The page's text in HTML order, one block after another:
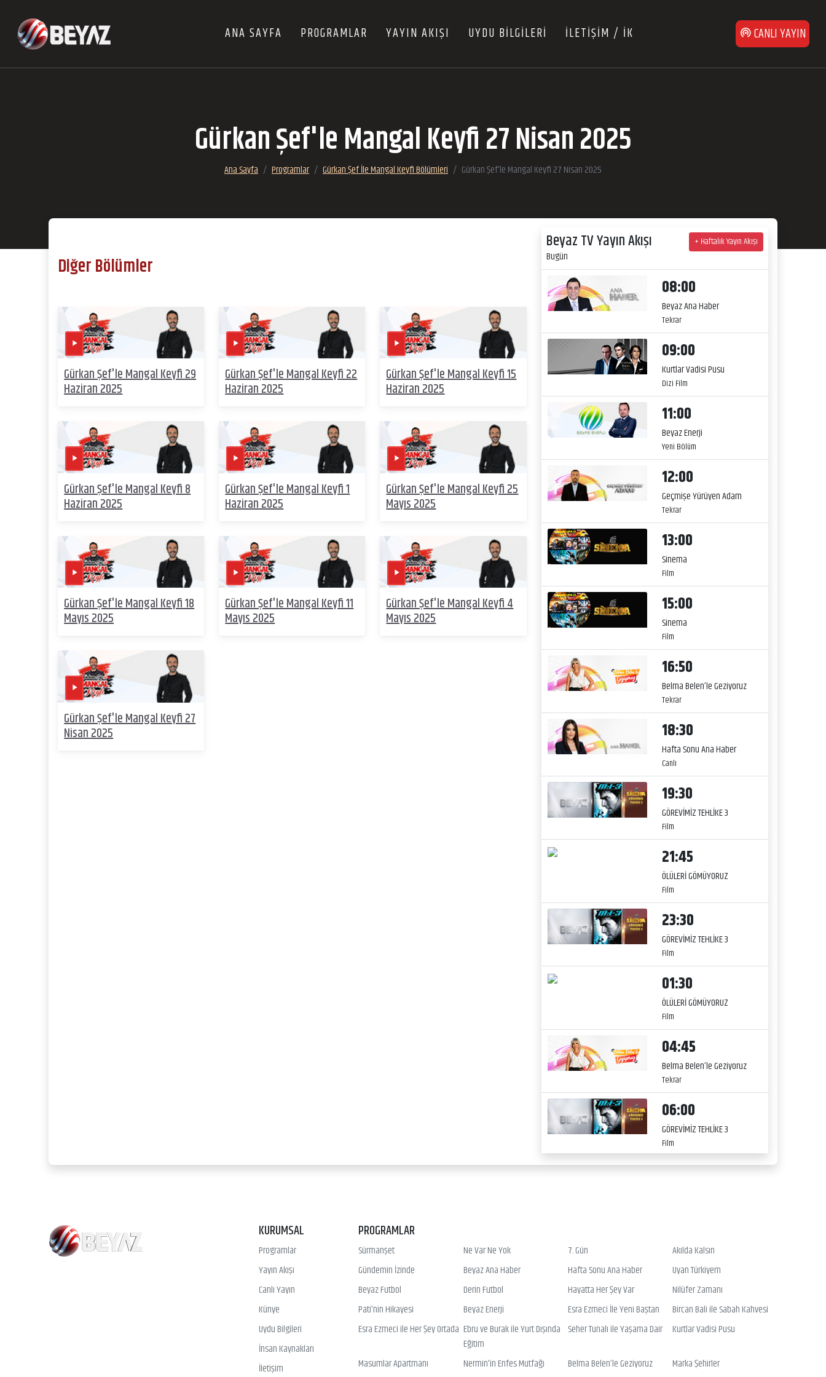
ANA SAYFA PROGRAMLAR YAYIN AKIŞI UYDU BİLGİLERİ İLETİŞİM / İK CANLI YAYIN
Gürkan Şef'le Mangal Keyfi 27 Nisan 2025
Ana Sayfa Programlar Gürkan Şef İle Mangal Keyfi Bölümleri Gürkan Şef'le Mangal Keyfi 27 Nisan 2025
Diğer Bölümler
Gürkan Şef'le Mangal Keyfi 29
Haziran 2025
Gürkan Şef'le Mangal Keyfi 22
Haziran 2025
Gürkan Şef'le Mangal Keyfi 15
Haziran 2025
Gürkan Şef'le Mangal Keyfi 8
Haziran 2025
Gürkan Şef'le Mangal Keyfi 1
Haziran 2025
Gürkan Şef'le Mangal Keyfi 25
Mayıs 2025
Gürkan Şef'le Mangal Keyfi 18
Mayıs 2025
Gürkan Şef'le Mangal Keyfi 11
Mayıs 2025
Gürkan Şef'le Mangal Keyfi 4
Mayıs 2025
Gürkan Şef'le Mangal Keyfi 27
Nisan 2025
Beyaz TV Yayın Akışı
Bugün
+ Haftalık Yayın Akışı
08:00
Beyaz Ana Haber
Tekrar
09:00
Kurtlar Vadisi Pusu
Dizi Film
11:00
Beyaz Enerji
Yeni Bölüm
12:00
Geçmişe Yürüyen Adam
Tekrar
13:00
Sinema
Film
15:00
Sinema
Film
16:50
Belma Belen’le Geziyoruz
Tekrar
18:30
Hafta Sonu Ana Haber
Canlı
19:30
GÖREVİMİZ TEHLİKE 3
Film
21:45
ÖLÜLERİ GÖMÜYORUZ
Film
23:30
GÖREVİMİZ TEHLİKE 3
Film
01:30
ÖLÜLERİ GÖMÜYORUZ
Film
04:45
Belma Belen’le Geziyoruz
Tekrar
06:00
GÖREVİMİZ TEHLİKE 3
Film
KURUMSAL
Programlar
Yayın Akışı
Canlı Yayın
Künye
Uydu Bilgileri
İnsan Kaynakları
İletişim
PROGRAMLAR
Sürmanşet Ne Var Ne Yok 7. Gün
Akılda Kalsın
Gündemin İzinde
Beyaz Ana Haber Hafta Sonu Ana Haber
Uyan Türkiyem
Beyaz Futbol
Derin Futbol Hayatta Her Şey Var
Nilüfer Zamanı
Pati'nin Hikayesi
Beyaz Enerji Esra Ezmeci İle Yeni Baştan
Bircan Bali ile Sabah Kahvesi
Esra Ezmeci ile Her Şey Ortada Ebru ve Burak ile Yurt Dışında
Eğitim
Seher Tunalı ile Yaşama Dair Kurtlar Vadisi Pusu
Masumlar Apartmanı Nermin'in Enfes Mutfağı Belma Belen’le Geziyoruz
Marka Şehirler